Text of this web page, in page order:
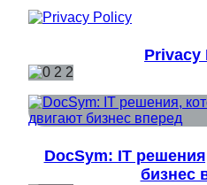
Privacy
DocSym: IT
бизнес